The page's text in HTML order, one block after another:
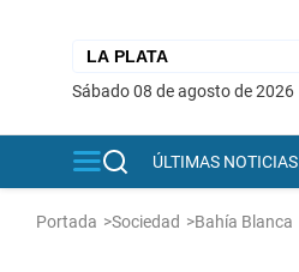
sábado 08 de agosto de 2026
ÚLTIMAS NOTICIAS
Portada >Sociedad >Bahía Blanca